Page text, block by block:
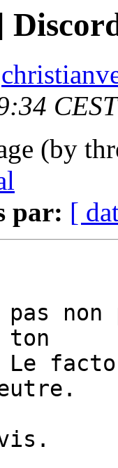
(by
par: [
ton